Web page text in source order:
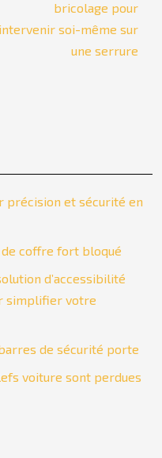
bricolage pour
intervenir soi-même sur
une serrure
précision et sécurité en
coffre fort bloqué
d’accessibilité
simplifier votre
de sécurité porte
voiture sont perdues